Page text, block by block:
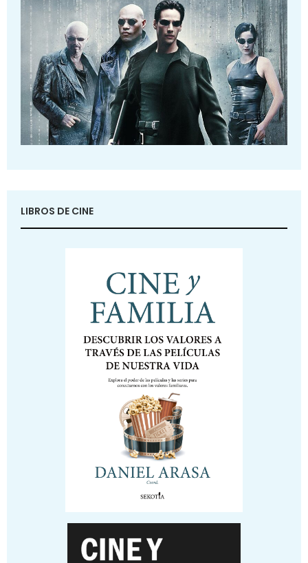
LIBROS DE CINE